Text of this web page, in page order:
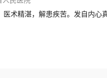
术精湛，解患疾苦。发自内心